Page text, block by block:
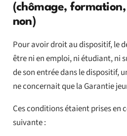
(chômage,
non)
Pour avoir droit au dispositif, le
être ni en emploi, ni étudiant, ni
de son entrée dans le dispositif,
ne concernait que la Garantie
Ces conditions étaient prises en
suivante :